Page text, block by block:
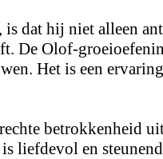
dat hij niet alleen
De Olof-
Het is een
betrokkenheid
liefdevol en